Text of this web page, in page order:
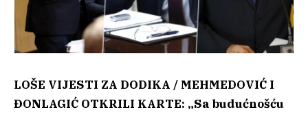
LOŠE VIJESTI ZA DODIKA / MEHMEDOVIĆ I
ĐONLAGIĆ OTKRILI KARTE: „Sa budućnošću